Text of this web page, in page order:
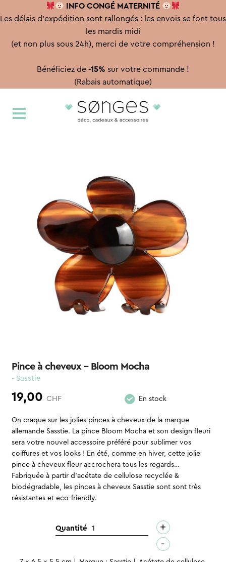
INFO CONGÉ MATERNITÉ
Les délais d'expédition sont rallongés : les envois se font tous
les mardis midi
(et non plus sous 24h), merci de votre compréhension !
Bénéficiez de -15% sur votre commande !
(Rabais automatique)
à
au
Pince à cheveux – Bloom Mocha
- Sasstie
19,00 CHF En stock
On craque sur les jolies pinces à cheveux de la marque
allemande Sasstie. La pince Bloom Mocha et son design fleuri
sera votre nouvel accessoire préféré pour sublimer vos
coiffures et vos looks ! En été, comme en hiver, cette jolie
pince à cheveux fleur accrochera tous les regards…
Fabriquée à partir d’acétate de cellulose recyclée &
biodégradable, les pinces à cheveux Sasstie sont sont très
résistantes et eco-friendly.
Quantitéquantité
+
-